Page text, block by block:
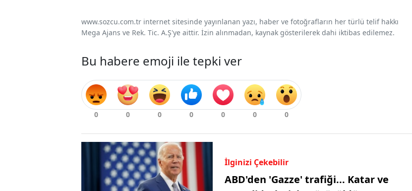
www.sozcu.com.tr internet sitesinde yayınlanan yazı, haber ve fotoğrafların her türlü telif hakkı
Mega Ajans ve Rek. Tic. A.Ş'ye aittir. İzin alınmadan, kaynak gösterilerek dahi iktibas edilemez.
Bu habere emoji ile tepki ver
İlginizi Çekebilir
ABD'den 'Gazze' trafiği... Katar ve